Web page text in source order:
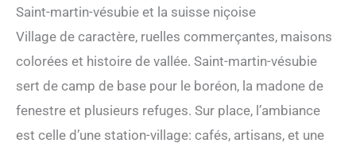
Saint-martin-vésubie et la suisse niçoise
Village de caractère, ruelles commerçantes, maisons
colorées et histoire de vallée. Saint-martin-vésubie
sert de camp de base pour le boréon, la madone de
fenestre et plusieurs refuges. Sur place, l’ambiance
est celle d’une station-village: cafés, artisans, et une